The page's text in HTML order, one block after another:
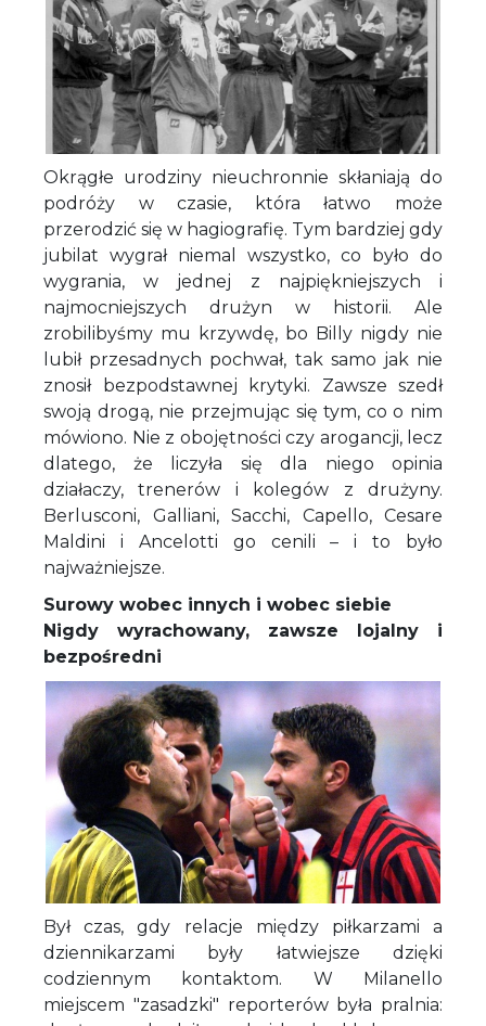
Okrągłe urodziny nieuchronnie skłaniają do
podróży w czasie, która łatwo może
przerodzić się w hagiografię. Tym bardziej gdy
jubilat wygrał niemal wszystko, co było do
wygrania, w jednej z najpiękniejszych i
najmocniejszych drużyn w historii. Ale
zrobilibyśmy mu krzywdę, bo Billy nigdy nie
lubił przesadnych pochwał, tak samo jak nie
znosił bezpodstawnej krytyki. Zawsze szedł
swoją drogą, nie przejmując się tym, co o nim
mówiono. Nie z obojętności czy arogancji, lecz
dlatego, że liczyła się dla niego opinia
działaczy, trenerów i kolegów z drużyny.
Berlusconi, Galliani, Sacchi, Capello, Cesare
Maldini i Ancelotti go cenili – i to było
najważniejsze.
Surowy wobec innych i wobec siebie
Nigdy wyrachowany, zawsze lojalny i
bezpośredni
Był czas, gdy relacje między piłkarzami a
dziennikarzami były łatwiejsze dzięki
codziennym kontaktom. W Milanello
miejscem "zasadzki" reporterów była pralnia: